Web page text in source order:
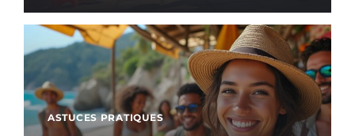
ASTUCES PRATIQUES